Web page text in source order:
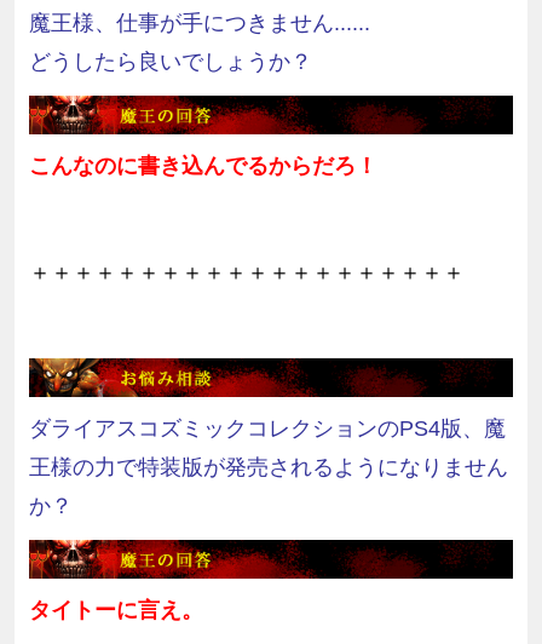
魔王様、仕事が手につきません......
どうしたら良いでしょうか？
こんなのに書き込んでるからだろ！
＋＋＋＋＋＋＋＋＋＋＋＋＋＋＋＋＋＋＋＋
ダライアスコズミックコレクションのPS4版、魔
王様の力で特装版が発売されるようになりません
か？
タイトーに言え。